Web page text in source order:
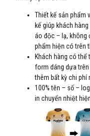
Thiết kế sản phẩm
kế giúp khách
áo độc – lạ, không
phẩm hiện có trên
Khách hàng có thể
form dáng dựa
thêm bất kỳ chi phí
100% tên – số –
in chuyển nhiệt